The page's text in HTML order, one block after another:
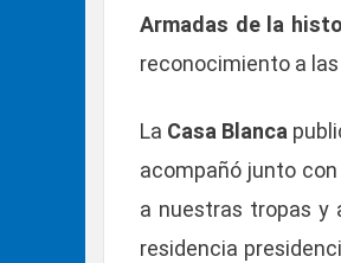
Armadas de la
reconocimiento a
La Casa Blanca
acompañó junto
a nuestras tropas y
residencia